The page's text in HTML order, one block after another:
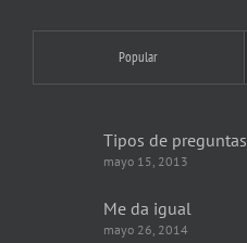
Popular
Tipos de preguntas
mayo 15, 2013
Me da igual
mayo 26, 2014